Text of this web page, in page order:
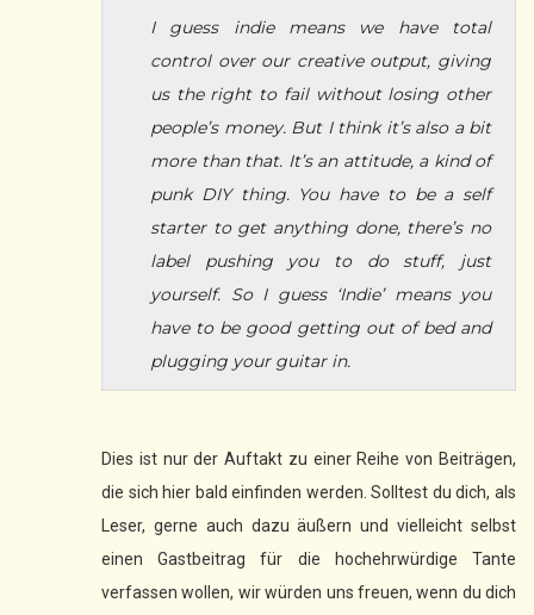
I guess indie means we have total
control over our creative output, giving
us the right to fail without losing other
people’s money. But I think it’s also a bit
more than that. It’s an attitude, a kind of
punk DIY thing. You have to be a self
starter to get anything done, there’s no
label pushing you to do stuff, just
yourself. So I guess ‘Indie’ means you
have to be good getting out of bed and
plugging your guitar in.
Dies ist nur der Auftakt zu einer Reihe von Beiträgen,
die sich hier bald einfinden werden. Solltest du dich, als
Leser, gerne auch dazu äußern und vielleicht selbst
einen Gastbeitrag für die hochehrwürdige Tante
verfassen wollen, wir würden uns freuen, wenn du dich